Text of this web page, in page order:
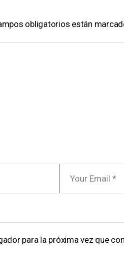
obligatorios están
para la próxima vez que